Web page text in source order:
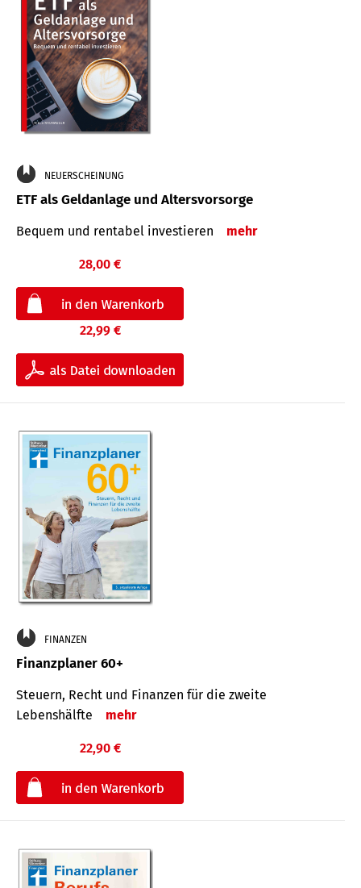
NEUERSCHEINUNG
ETF als Geldanlage und Altersvorsorge
Bequem und rentabel investieren mehr
28,00 €
22,99 €
FINANZEN
Finanzplaner 60+
Steuern, Recht und Finanzen für die zweite
Lebenshälfte
mehr
22,90 €